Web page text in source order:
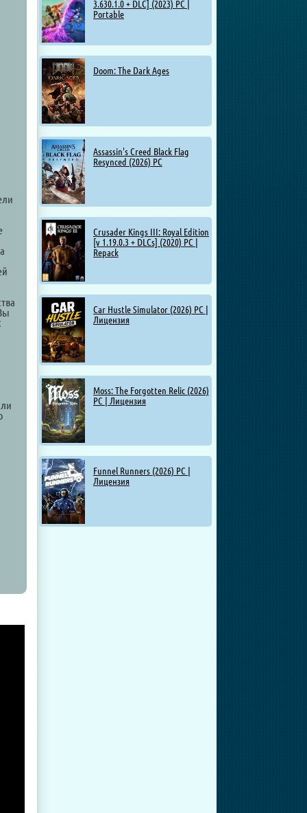
3.630.1.0 + DLC] (2023) PC |
Portable
Doom: The Dark Ages
Assassin's Creed Black Flag
Resynced (2026) PC
Crusader Kings III: Royal Edition
[v 1.19.0.3 + DLCs] (2020) PC |
Repack
Car Hustle Simulator (2026) PC |
Лицензия
Moss: The Forgotten Relic (2026)
PC | Лицензия
Funnel Runners (2026) PC |
Лицензия